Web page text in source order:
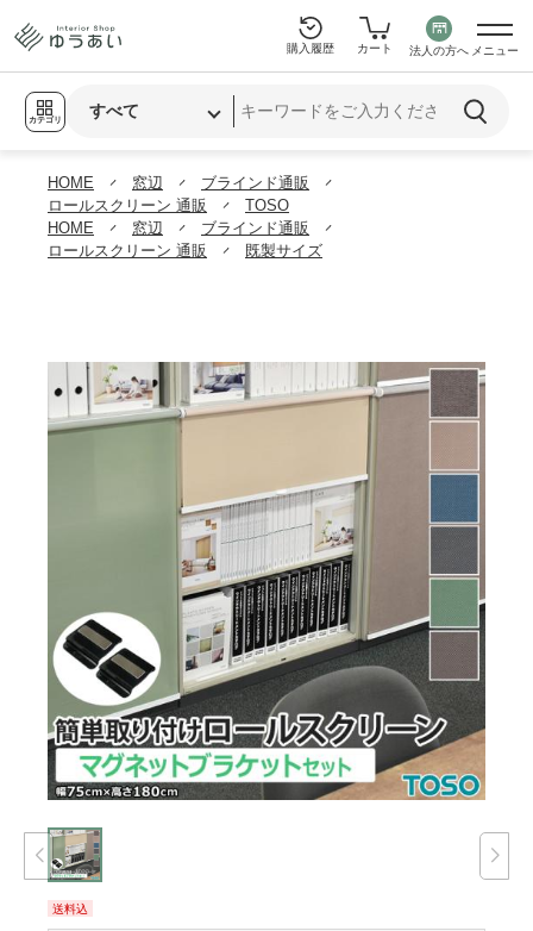
カテゴリ
購入履歴 カート 法人の方へ メニュー
HOME 窓辺
ブラインド通販
ロールスクリーン 通販
TOSO
HOME
窓辺
ブラインド通販
ロールスクリーン 通販
既製サイズ
送料込